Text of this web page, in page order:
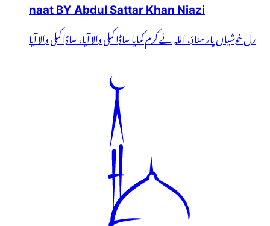
naat BY Abdul Sattar Khan Niazi
رل خوشیاں یار مناؤ، اللہ نے کرم کمایا ساڈا کملی والا آیا، ساڈا کملی والا آیا